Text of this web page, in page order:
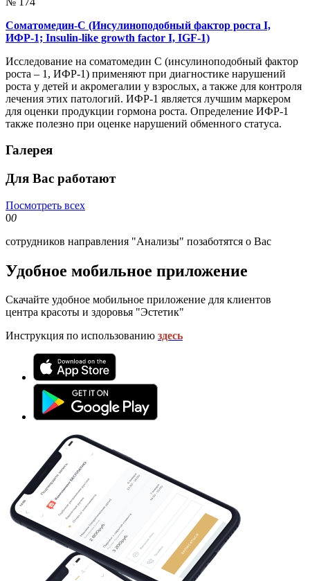
Соматомедин-С (Инсулиноподобный фактор роста I,
ИФР-1; Insulin-like growth factor I, IGF-1)
Исследование на соматомедин С (инсулиноподобный фактор
роста – 1, ИФР-1) применяют при диагностике нарушений
роста у детей и акромегалии у взрослых, а также для контроля
лечения этих патологий. ИФР-1 является лучшим маркером
для оценки продукции гормона роста. Определение ИФР-1
также полезно при оценке нарушений обменного статуса.
Галерея
Для Вас работают
Посмотреть всех
00
сотрудников направления "Анализы" позаботятся о Вас
Удобное мобильное приложение
Скачайте удобное мобильное приложение для клиентов
центра красоты и здоровья "Эстетик"
Инструкция по использованию здесь